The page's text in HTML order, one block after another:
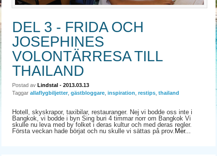
DEL 3 - FRIDA OCH
JOSEPHINES
VOLONTÄRRESA TILL
THAILAND
Postad avLindstal - 2013.03.13
Taggar allaflygbiljetter ,gästbloggare ,inspiration ,restips ,thailand
Hotell, skyskrapor, taxibilar, restauranger. Nej vi bodde oss inte i
Bangkok, vi bodde i byn Sing buri 4 timmar norr om Bangkok Vi
skulle nu leva med by folket i deras kultur och med deras regler.
Första veckan hade börjat och nu skulle vi sättas på prov. Mer...